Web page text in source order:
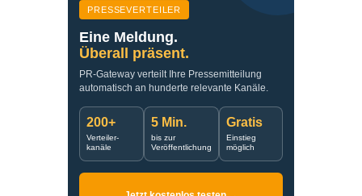
PRESSEVERTEILER
Eine Meldung.
Überall präsent.
PR-Gateway verteilt Ihre Pressemitteilung
automatisch an hunderte relevante Kanäle.
200+
Verteiler-
kanäle
5 Min.
bis zur
Veröffentlichung
Gratis
Einstieg
möglich